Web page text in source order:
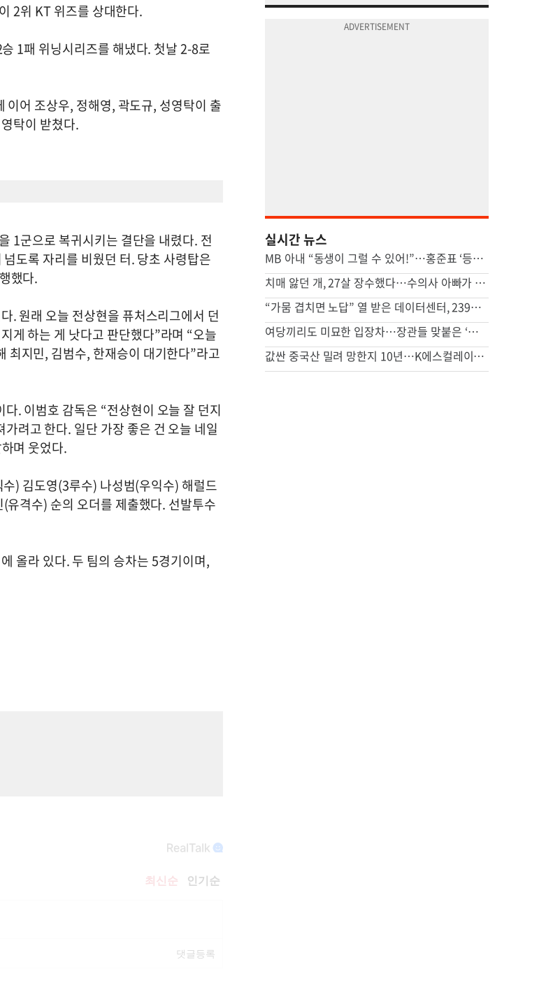
2위 KT 위즈를 상대한다.
1패 위닝시리즈를 해냈다. 첫날 2-8로
이어 조상우, 정해영, 곽도규, 성영탁이 출
탁이 받쳤다.
1군으로 복귀시키는 결단을 내렸다. 전
도록 자리를 비웠던 터. 당초 사령탑은
했다.
. 원래 오늘 전상현을 퓨처스리그에서 던
게 하는 게 낫다고 판단했다”라며 “오늘
최지민, 김범수, 한재승이 대기한다”라고
. 이범호 감독은 “전상현이 오늘 잘 던지
려고 한다. 일단 가장 좋은 건 오늘 네일
며 웃었다.
) 김도영(3루수) 나성범(우익수) 해럴드
격수) 순의 오더를 제출했다. 선발투수
올라 있다. 두 팀의 승차는 5경기이며,
실시간 뉴스
MB 아내 “동생이 그럴 수 있어!”…홍준표 ‘등짝 스매싱’ 사건 전말
치매 앓던 개, 27살 장수했다…수의사 아빠가 사료에 탄 ‘이것’
“가뭄 겹치면 노답” 열 받은 데이터센터, 239조 쓸 판 [팩플]
여당끼리도 미묘한 입장차…장관들 맞붙은 ‘주52시간 예외’
값싼 중국산 밀려 망한지 10년…K에스컬레이터 뜻밖의 부활